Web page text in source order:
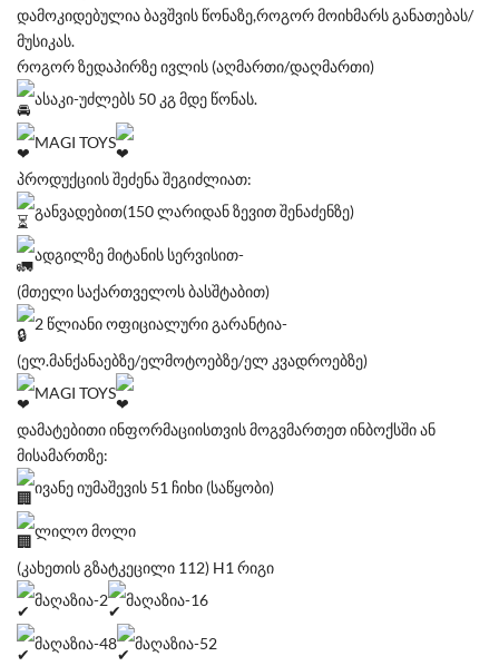
დამოკიდებულია ბავშვის წონაზე,როგორ მოიხმარს განათებას/
მუსიკას.
როგორ ზედაპირზე ივლის (აღმართი/დაღმართი)
ასაკი-უძლებს 50 კგ მდე წონას.
MAGI TOYS
პროდუქციის შეძენა შეგიძლიათ:
განვადებით(150 ლარიდან ზევით შენაძენზე)
ადგილზე მიტანის სერვისით-
(მთელი საქართველოს ბასშტაბით)
2 წლიანი ოფიციალური გარანტია-
(ელ.მანქანაებზე/ელმოტოებზე/ელ კვადროებზე)
MAGI TOYS
დამატებითი ინფორმაციისთვის მოგვმართეთ ინბოქსში ან
მისამართზე:
ივანე იუმაშევის 51 ჩიხი (საწყობი)
ლილო მოლი
(კახეთის გზატკეცილი 112) H1 რიგი
მაღაზია-2
მაღაზია-16
მაღაზია-48 მაღაზია-52